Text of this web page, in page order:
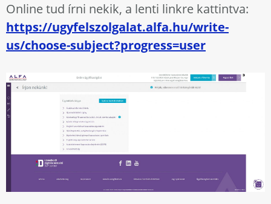
Online tud írni nekik, a lenti linkre kattintva:
https://ugyfelszolgalat.alfa.hu/write-
us/choose-subject?progress=user